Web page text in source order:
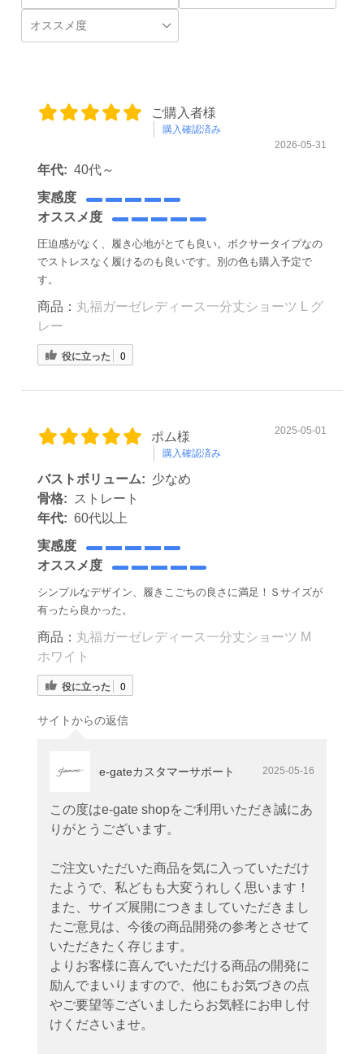
ご購入者様
購入確認済み
2026-05-31
年代: 40代～
実感度
オススメ度
圧迫感がなく、履き心地がとても良い。ボクサータイプなの
でストレスなく履けるのも良いです。別の色も購入予定で
す。
商品： 丸福ガーゼレディース一分丈ショーツ L グ
レー
役に立った 0
ポム様
購入確認済み
2025-05-01
バストボリューム: 少なめ
骨格:
ストレート
年代: 60代以上
実感度
オススメ度
シンプルなデザイン、履きこごちの良さに満足！Ｓサイズが
有ったら良かった。
商品： 丸福ガーゼレディース一分丈ショーツ M
ホワイト
役に立った 0
サイトからの返信
e-gateカスタマーサポート 2025-05-16
この度はe-gate shopをご利用いただき誠にあ
りがとうございます。
ご注文いただいた商品を気に入っていただけ
たようで、私どもも大変うれしく思います！
また、サイズ展開につきましていただきまし
たご意見は、今後の商品開発の参考とさせて
いただきたく存じます。
よりお客様に喜んでいただける商品の開発に
励んでまいりますので、他にもお気づきの点
やご要望等ございましたらお気軽にお申し付
けくださいませ。